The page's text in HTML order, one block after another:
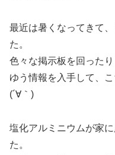
最近は暑くなってきて
た。
色々な掲示板を回った
ゆう情報を入手して、
(´∀｀)
塩化アルミニウムが家
た。